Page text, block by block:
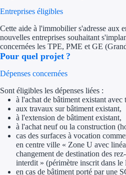
Entreprises éligibles
Cette aide à l'immobilier s'adresse aux
nouvelles entreprises souhaitant
concernées les TPE, PME et GE
Pour quel projet ?
Dépenses concernées
Sont éligibles les dépenses liées :
à l'achat de bâtiment existant
aux travaux sur bâtiment existant,
à l'extension de bâtiment existant,
à l'achat neuf ou la construction
cas des surfaces à vocation
en centre ville « Zone U avec
changement de destination des
interdit » (périmètre inscrit dans
en cas de bâtiment porté par une